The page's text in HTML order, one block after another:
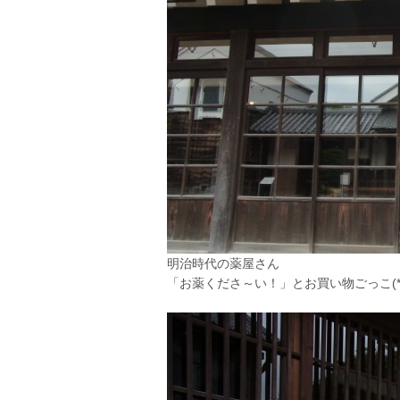
明治時代の薬屋さん
「お薬くださ～い！」とお買い物ごっこ